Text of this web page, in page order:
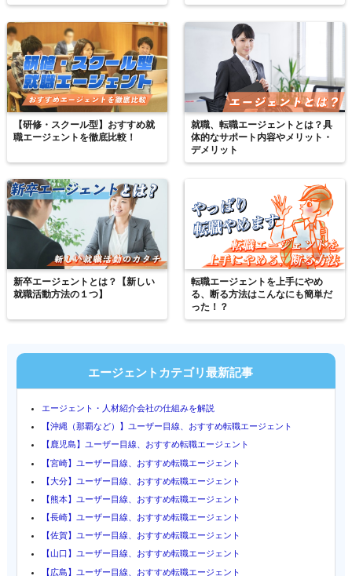
【研修・スクール型】おすすめ就
職エージェントを徹底比較！
就職、転職エージェントとは？具
体的なサポート内容やメリット・
デメリット
新卒エージェントとは？【新しい
就職活動方法の１つ】
転職エージェントを上手にやめ
る、断る方法はこんなにも簡単だ
った！？
エージェントカテゴリ最新記事
エージェント・人材紹介会社の仕組みを解説
【沖縄（那覇など）】ユーザー目線、おすすめ転職エージェント
【鹿児島】ユーザー目線、おすすめ転職エージェント
【宮崎】ユーザー目線、おすすめ転職エージェント
【大分】ユーザー目線、おすすめ転職エージェント
【熊本】ユーザー目線、おすすめ転職エージェント
【長崎】ユーザー目線、おすすめ転職エージェント
【佐賀】ユーザー目線、おすすめ転職エージェント
【山口】ユーザー目線、おすすめ転職エージェント
【広島】ユーザー目線、おすすめ転職エージェント